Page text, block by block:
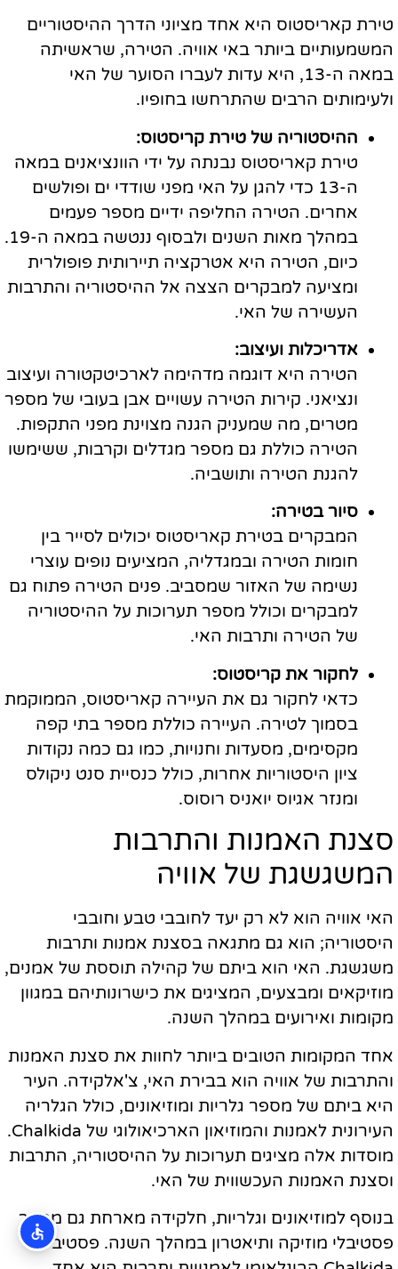
טירת קאריסטוס היא אחד מציוני הדרך ההיסטוריים
המשמעותיים ביותר באי אוויה. הטירה, שראשיתה
במאה ה-13, היא עדות לעברו הסוער של האי
ולעימותים הרבים שהתרחשו בחופיו.
ההיסטוריה של טירת קריסטוס:
טירת קאריסטוס נבנתה על ידי הוונציאנים במאה
ה-13 כדי להגן על האי מפני שודדי ים ופולשים
אחרים. הטירה החליפה ידיים מספר פעמים
במהלך מאות השנים ולבסוף ננטשה במאה ה-19.
כיום, הטירה היא אטרקציה תיירותית פופולרית
ומציעה למבקרים הצצה אל ההיסטוריה והתרבות
העשירה של האי.
אדריכלות ועיצוב:
הטירה היא דוגמה מדהימה לארכיטקטורה ועיצוב
ונציאני. קירות הטירה עשויים אבן בעובי של מספר
מטרים, מה שמעניק הגנה מצוינת מפני התקפות.
הטירה כוללת גם מספר מגדלים וקרבות, ששימשו
להגנת הטירה ותושביה.
סיור בטירה:
המבקרים בטירת קאריסטוס יכולים לסייר בין
חומות הטירה ובמגדליה, המציעים נופים עוצרי
נשימה של האזור שמסביב. פנים הטירה פתוח גם
למבקרים וכולל מספר תערוכות על ההיסטוריה
של הטירה ותרבות האי.
לחקור את קריסטוס:
כדאי לחקור גם את העיירה קאריסטוס, הממוקמת
בסמוך לטירה. העיירה כוללת מספר בתי קפה
מקסימים, מסעדות וחנויות, כמו גם כמה נקודות
ציון היסטוריות אחרות, כולל כנסיית סנט ניקולס
ומנזר אגיוס יואניס רוסוס.
סצנת האמנות והתרבות
המשגשגת של אוויה
האי אוויה הוא לא רק יעד לחובבי טבע וחובבי
היסטוריה; הוא גם מתגאה בסצנת אמנות ותרבות
משגשגת. האי הוא ביתם של קהילה תוססת של אמנים,
מוזיקאים ומבצעים, המציגים את כישרונותיהם במגוון
מקומות ואירועים במהלך השנה.
אחד המקומות הטובים ביותר לחוות את סצנת האמנות
והתרבות של אוויה הוא בבירת האי, צ'אלקידה. העיר
היא ביתם של מספר גלריות ומוזיאונים, כולל הגלריה
העירונית לאמנות והמוזיאון הארכיאולוגי של Chalkida.
מוסדות אלה מציגים תערוכות על ההיסטוריה, התרבות
וסצנת האמנות העכשווית של האי.
בנוסף למוזיאונים וגלריות, חלקידה מארחת גם מספר
פסטיבלי מוזיקה ותיאטרון במהלך השנה. פסטיבל